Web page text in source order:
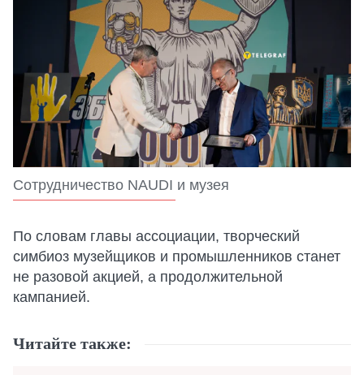
Сотрудничество NAUDI и музея
По словам главы ассоциации, творческий
симбиоз музейщиков и промышленников станет
не разовой акцией, а продолжительной
кампанией.
Читайте также: